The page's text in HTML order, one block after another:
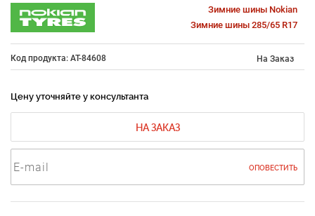
Зимние шины Nokian
Зимние шины 285/65 R17
Код продукта: AT-84608 На Заказ
Цену уточняйте у консультанта
НА ЗАКАЗ
ОПОВЕСТИТЬ